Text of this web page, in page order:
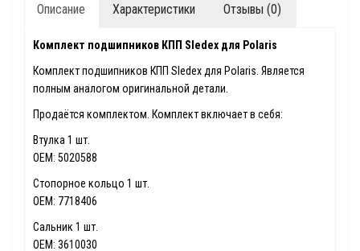
Описание Характеристики Отзывы (0)
Комплект подшипников КПП Sledex для Polaris
Комплект подшипников КПП Sledex для Polaris. Является
полным аналогом оригинальной детали.
Продаётся комплектом. Комплект включает в себя:
Втулка 1 шт.
OEM: 5020588
Стопорное кольцо 1 шт.
OEM: 7718406
Сальник 1 шт.
OEM: 3610030